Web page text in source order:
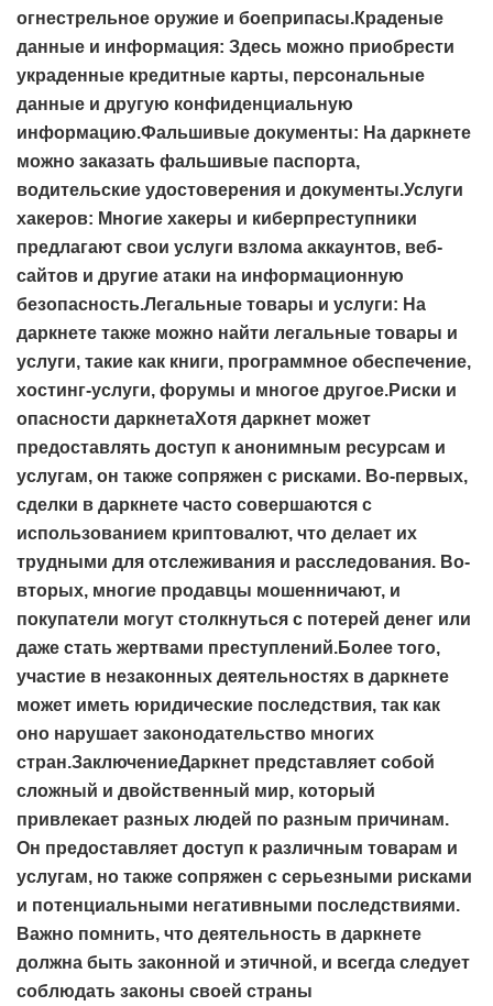
огнестрельное оружие и боеприпасы.Краденые
данные и информация: Здесь можно приобрести
украденные кредитные карты, персональные
данные и другую конфиденциальную
информацию.Фальшивые документы: На даркнете
можно заказать фальшивые паспорта,
водительские удостоверения и документы.Услуги
хакеров: Многие хакеры и киберпреступники
предлагают свои услуги взлома аккаунтов, веб-
сайтов и другие атаки на информационную
безопасность.Легальные товары и услуги: На
даркнете также можно найти легальные товары и
услуги, такие как книги, программное обеспечение,
хостинг-услуги, форумы и многое другое.Риски и
опасности даркнетаХотя даркнет может
предоставлять доступ к анонимным ресурсам и
услугам, он также сопряжен с рисками. Во-первых,
сделки в даркнете часто совершаются с
использованием криптовалют, что делает их
трудными для отслеживания и расследования. Во-
вторых, многие продавцы мошенничают, и
покупатели могут столкнуться с потерей денег или
даже стать жертвами преступлений.Более того,
участие в незаконных деятельностях в даркнете
может иметь юридические последствия, так как
оно нарушает законодательство многих
стран.ЗаключениеДаркнет представляет собой
сложный и двойственный мир, который
привлекает разных людей по разным причинам.
Он предоставляет доступ к различным товарам и
услугам, но также сопряжен с серьезными рисками
и потенциальными негативными последствиями.
Важно помнить, что деятельность в даркнете
должна быть законной и этичной, и всегда следует
соблюдать законы своей страны